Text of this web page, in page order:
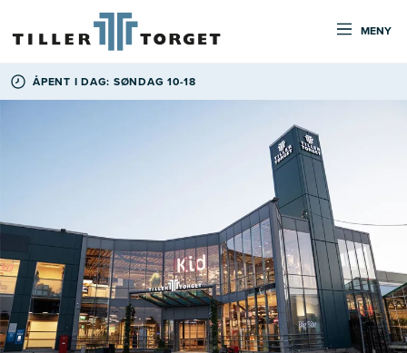
MENY
ÅPENT I DAG: SØNDAG 10-18